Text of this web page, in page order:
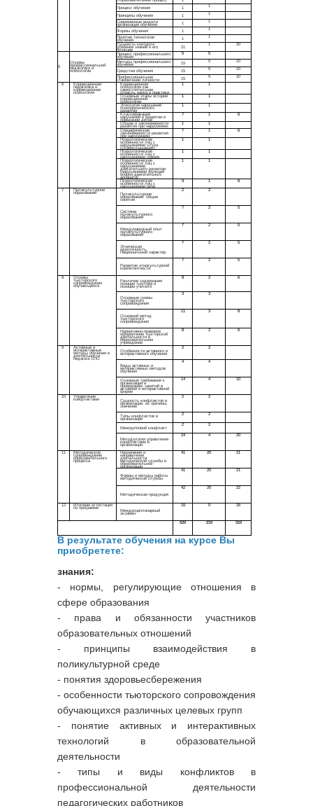
В результате обучения на курсе Вы
приобретете:
знания:
- нормы, регулирующие отношения в
сфере образования
- права и обязанности участников
образовательных отношений
- принципы взаимодействия в
поликультурной среде
- понятия здоровьесбережения
- особенности тьюторского сопровождения
обучающихся различных целевых групп
- понятие активных и интерактивных
технологий в образовательной
деятельности
- типы и виды конфликтов в
профессиональной деятельности
педагогических работников